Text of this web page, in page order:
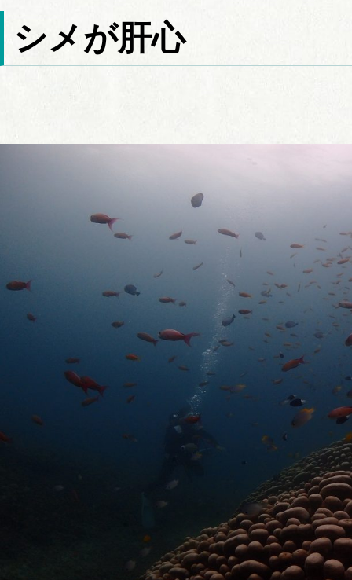
シメが肝心